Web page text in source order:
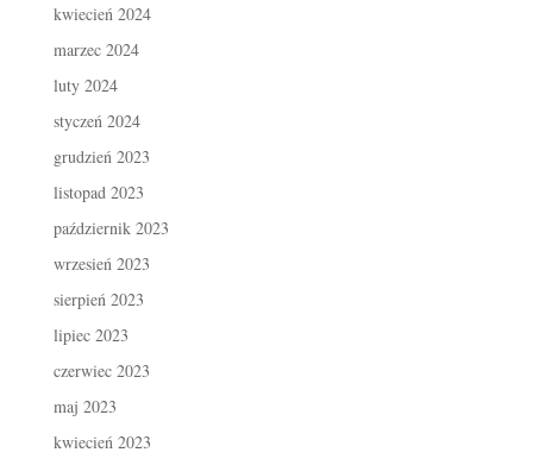
kwiecień 2024
marzec 2024
luty 2024
styczeń 2024
grudzień 2023
listopad 2023
październik 2023
wrzesień 2023
sierpień 2023
lipiec 2023
czerwiec 2023
maj 2023
kwiecień 2023